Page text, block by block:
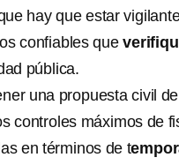
hay que estar
confiables que
pública.
una propuesta civil
controles máximos de
en términos de t